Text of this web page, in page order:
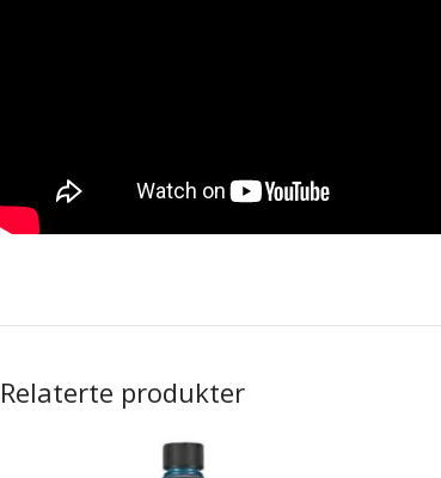
Relaterte produkter